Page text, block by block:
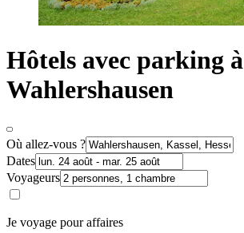
Hôtels avec parking à
Wahlershausen
Où allez-vous ?
Dates
Voyageurs
Je voyage pour affaires